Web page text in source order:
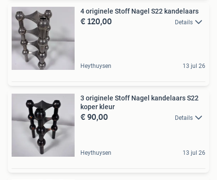
4 originele Stoff Nagel S22 kandelaars
€ 120,00 Details
Heythuysen 13 jul 26
3 originele Stoff Nagel kandelaars S22
koper kleur
€ 90,00 Details
Heythuysen 13 jul 26